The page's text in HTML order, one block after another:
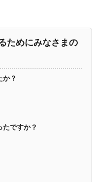
ためにみなさまの
か？
たですか？